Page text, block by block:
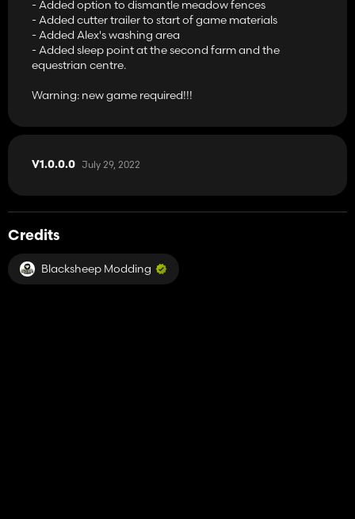
- Added option to dismantle meadow fences
- Added cutter trailer to start of game materials
- Added Alex's washing area
- Added sleep point at the second farm and the
equestrian centre.
Warning: new game required!!!
V1.0.0.0 July 29, 2022
Credits
Blacksheep Modding